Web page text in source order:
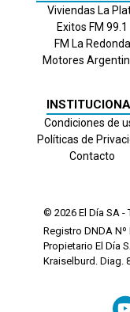
Viviendas La
Exitos FM 99.1
FM La Redonda
Motores
Condiciones de
Políticas de
Contacto
© 2026 El Día SA -
Registro DNDA Nº
Propietario El Día
Kraiselburd. Diag.